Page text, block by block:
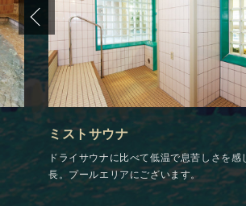
ミストサウナ
ドライサウナに比べて低温で息苦しさを感
長。プールエリアにございます。